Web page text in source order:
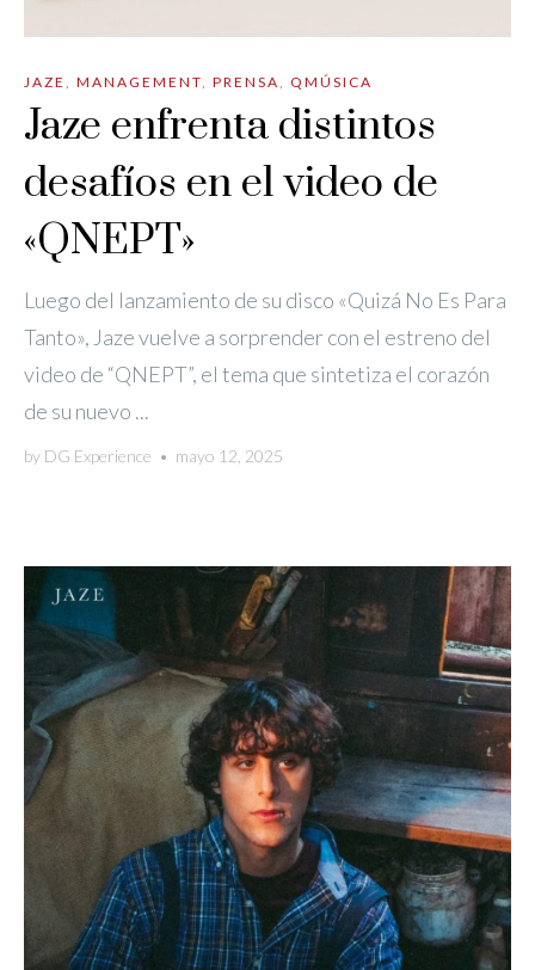
JAZE , MANAGEMENT, PRENSA, QMÚSICA
Jaze enfrenta distintos
desafíos en el video de
«QNEPT»
Luego del lanzamiento de su disco «Quizá No Es Para
Tanto», Jaze vuelve a sorprender con el estreno del
video de “QNEPT”, el tema que sintetiza el corazón
de su nuevo ...
by DG Experience • mayo 12, 2025